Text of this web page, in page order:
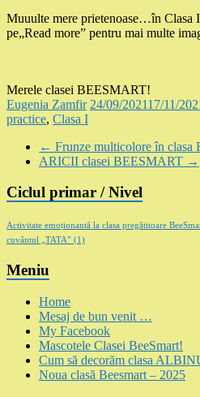
Muuulte mere prietenoase…în Clasa
pe„Read more” pentru mai multe
Merele clasei BEESMART!
Eugenia Zamfir 24/09/202117/11/
practice, Clasa I
← Frunze multicolore în
ARICII clasei BEESMART →
Ciclul primar / Nivel
Activitate emoționantă la clasa pregătitoare
cuvântul „TATA” (1)
Meniu
Home
Mesaj de bun venit …
My Facebook
Mascotele Clasei BeeSmart!
Cum să decorăm clasa
Noua clasă Beesmart – 2025